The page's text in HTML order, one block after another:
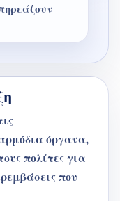
όργανα,
πολίτες για
που